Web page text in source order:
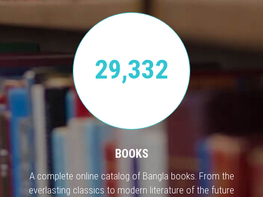
29,332
BOOKS
A complete online catalog of Bangla books. From the
everlasting classics to modern literature of the future